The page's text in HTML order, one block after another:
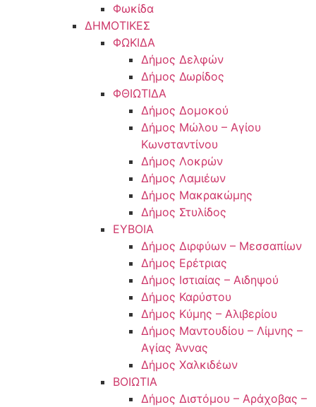
Φωκίδα
ΔΗΜΟΤΙΚΕΣ
ΦΩΚΙΔΑ
Δήμος Δελφών
Δήμος Δωρίδος
ΦΘΙΩΤΙΔΑ
Δήμος Δομοκού
Δήμος Μώλου – Αγίου
Κωνσταντίνου
Δήμος Λοκρών
Δήμος Λαμιέων
Δήμος Μακρακώμης
Δήμος Στυλίδος
ΕΥΒΟΙΑ
Δήμος Διρφύων – Μεσσαπίων
Δήμος Ερέτριας
Δήμος Ιστιαίας – Αιδηψού
Δήμος Καρύστου
Δήμος Κύμης – Αλιβερίου
Δήμος Μαντουδίου – Λίμνης –
Αγίας Άννας
Δήμος Χαλκιδέων
ΒΟΙΩΤΙΑ
Δήμος Διστόμου – Αράχοβας –